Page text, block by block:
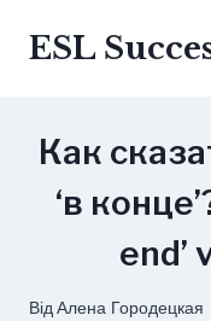
ESL
Как
‘в
end’
ВідАлена Городецкая